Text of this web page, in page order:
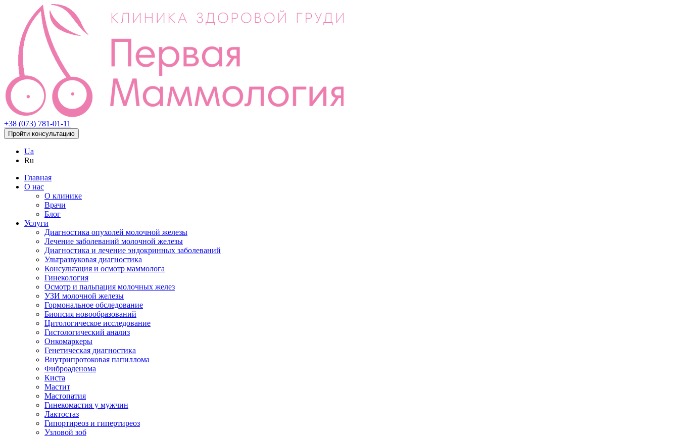
+38 (073) 781-01-11
Пройти консультацию
Ua
Ru
Главная
О нас
О клинике
Врачи
Блог
Услуги
Диагностика опухолей молочной железы
Лечение заболеваний молочной железы
Диагностика и лечение эндокринных заболеваний
Ультразвуковая диагностика
Консультация и осмотр маммолога
Гинекология
Осмотр и пальпация молочных желез
УЗИ молочной железы
Гормональное обследование
Биопсия новообразований
Цитологическое исследование
Гистологический анализ
Онкомаркеры
Генетическая диагностика
Внутрипротоковая папиллома
Фиброаденома
Киста
Мастит
Мастопатия
Гинекомастия у мужчин
Лактостаз
Гипортиреоз и гипертиреоз
Узловой зоб